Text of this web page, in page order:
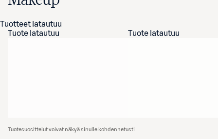
Tuotteet latautuu
Tuote latautuu
Tuote latautuu
Tuotesuosittelut voivat näkyä sinulle kohdennetusti